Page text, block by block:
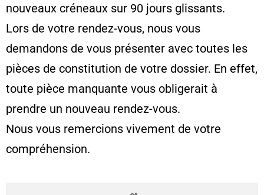
nouveaux créneaux sur 90 jours glissants.
Lors de votre rendez-vous, nous vous
demandons de vous présenter avec toutes les
pièces de constitution de votre dossier. En effet,
toute pièce manquante vous obligerait à
prendre un nouveau rendez-vous.
Nous vous remercions vivement de votre
compréhension.